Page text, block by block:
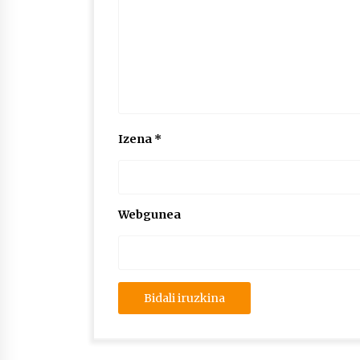
Izena *
Webgunea